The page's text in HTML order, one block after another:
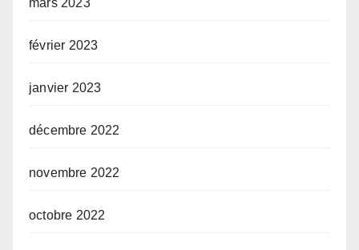
mars 2023
février 2023
janvier 2023
décembre 2022
novembre 2022
octobre 2022